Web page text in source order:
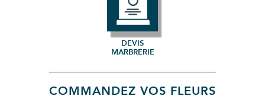
DEVIS
MARBRERIE
COMMANDEZ VOS FLEURS